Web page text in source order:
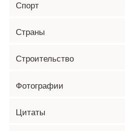
Спорт
Страны
Строительство
Фотографии
Цитаты